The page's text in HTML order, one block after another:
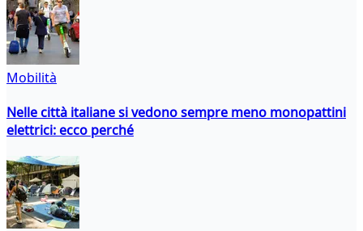
Mobilità
Nelle città italiane si vedono sempre meno monopattini
elettrici: ecco perché